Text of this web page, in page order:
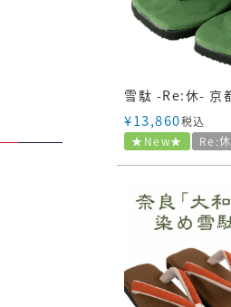
¥13,860税込
★New★
Re:休